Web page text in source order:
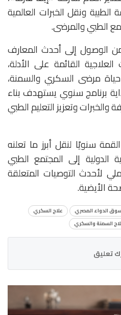
ونقل الخبرات العالمية
الطبي والمرضى.
الوصول إلى أحدث المعارف
العلاجية القائمة على الأدلة،
مرضى السكري والسمنة،
برنامج سنوي يستهدف بناء
وتعزيز التعليم الطبي
سنويًا لنقل أبرز ما تعلنه
الدولية إلى المجتمع الطبي
لأحدث التوصيات المتعلقة
الأيضية.
الدواء المصري
علاج السكري
السمنة والسكري
تعليق